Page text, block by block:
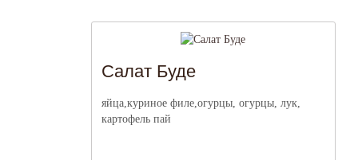
Салат Буде
яйца,куриное филе,огурцы, огурцы, лук,
картофель пай